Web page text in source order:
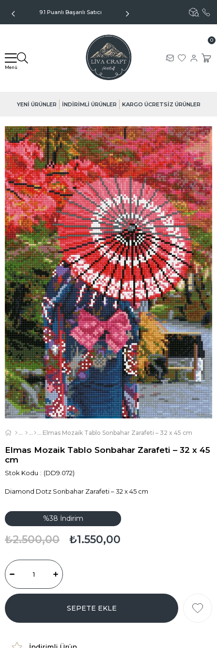
9.1 Puanlı Başarılı Satıcı Kargo Sadece 99TL - Kapıda
0
YENİ ÜRÜNLER İNDİRİMLİ ÜRÜNLER KARGO ÜCRETSİZ ÜRÜNLER
Elmas Mozaik Tablo Sonbahar Zarafeti – 32 x 45 cm
Elmas Mozaik Tablo Sonbahar Zarafeti – 32 x 45
cm
Stok Kodu (DD9.072)
Diamond Dotz Sonbahar Zarafeti – 32 x 45 cm
%38 İndirim
₺2.500,00 ₺1.550,00